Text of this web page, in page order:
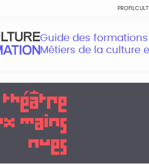
Guide des formations
Métiers de la culture